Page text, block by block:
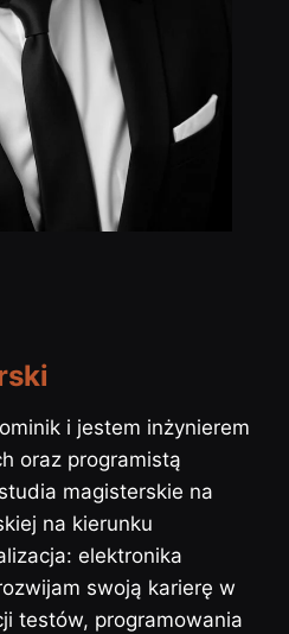
i jestem inżynierem
oraz programistą
magisterskie na
na kierunku
elektronika
swoją karierę w
testów, programowania